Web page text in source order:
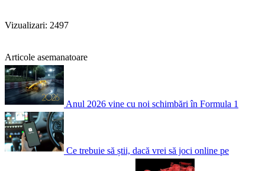
Vizualizari: 2497
Articole asemanatoare
Anul 2026 vine cu noi schimbări în Formula 1
Ce trebuie să știi, dacă vrei să joci online pe